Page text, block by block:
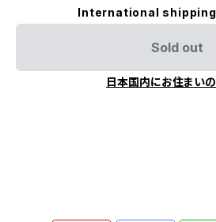
International
Sold out
日本国内にお住まい